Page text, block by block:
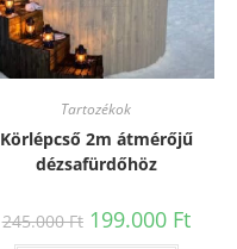
Tartozékok
Körlépcső 2m átmérőjű
dézsafürdőhöz
245.000Ft 199.000 Ft